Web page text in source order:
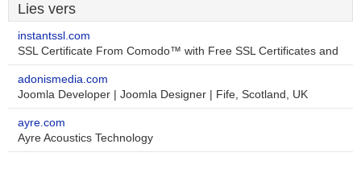
Lies vers
instantssl.com
SSL Certificate From Comodo™ with Free SSL Certificates and
adonismedia.com
Joomla Developer | Joomla Designer | Fife, Scotland, UK
ayre.com
Ayre Acoustics Technology